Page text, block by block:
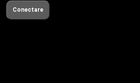
Conectare